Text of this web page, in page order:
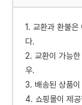
1. 교환과 환불은
다.
2. 교환이 가능
우.
3. 배송된 상품
4. 쇼핑몰이 제